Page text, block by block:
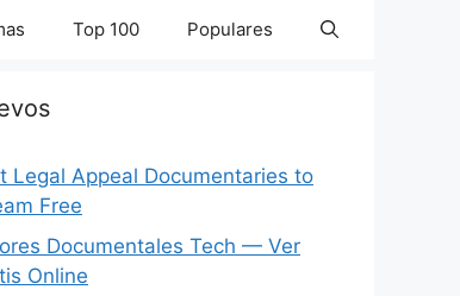
Top 100 Populares
Legal Appeal Documentaries to
Free
Documentales Tech — Ver
Online